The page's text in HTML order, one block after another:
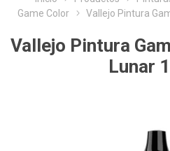
Game Color
Vallejo Pintura
Vallejo Pintura
Lunar